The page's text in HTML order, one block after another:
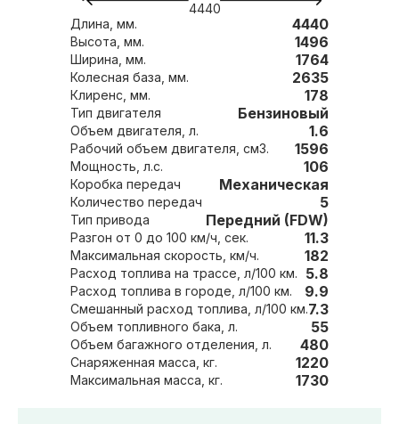
4440
Длина, мм. 4440
Высота, мм. 1496
Ширина, мм. 1764
Колесная база, мм. 2635
Клиренс, мм. 178
Тип двигателя Бензиновый
Объем двигателя, л. 1.6
Рабочий объем двигателя, см3. 1596
Мощность, л.с. 106
Коробка передач Механическая
Количество передач 5
Тип привода Передний (FDW)
Разгон от 0 до 100 км/ч, сек. 11.3
Максимальная скорость, км/ч. 182
Расход топлива на трассе, л/100 км. 5.8
Расход топлива в городе, л/100 км. 9.9
Смешанный расход топлива, л/100 км.7.3
Объем топливного бака, л. 55
Объем багажного отделения, л. 480
Снаряженная масса, кг. 1220
Максимальная масса, кг. 1730